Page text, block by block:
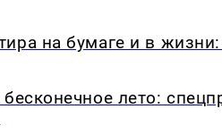
на бумаге и в
лето: